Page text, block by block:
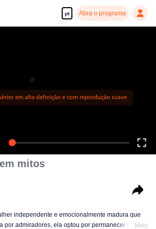
pt Abra o programa
em alta definição e com reprodução suave
mitos
independente e emocionalmente madura que
por admiradores, ela optou por permanecer solteira
Mais